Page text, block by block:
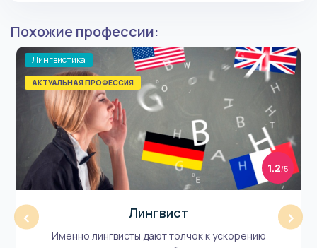
Похожие профессии:
‹
Лингвистика
АКТУАЛЬНАЯ ПРОФЕССИЯ
1.2/5
Лингвист
Именно лингвисты дают толчок к ускорению
›